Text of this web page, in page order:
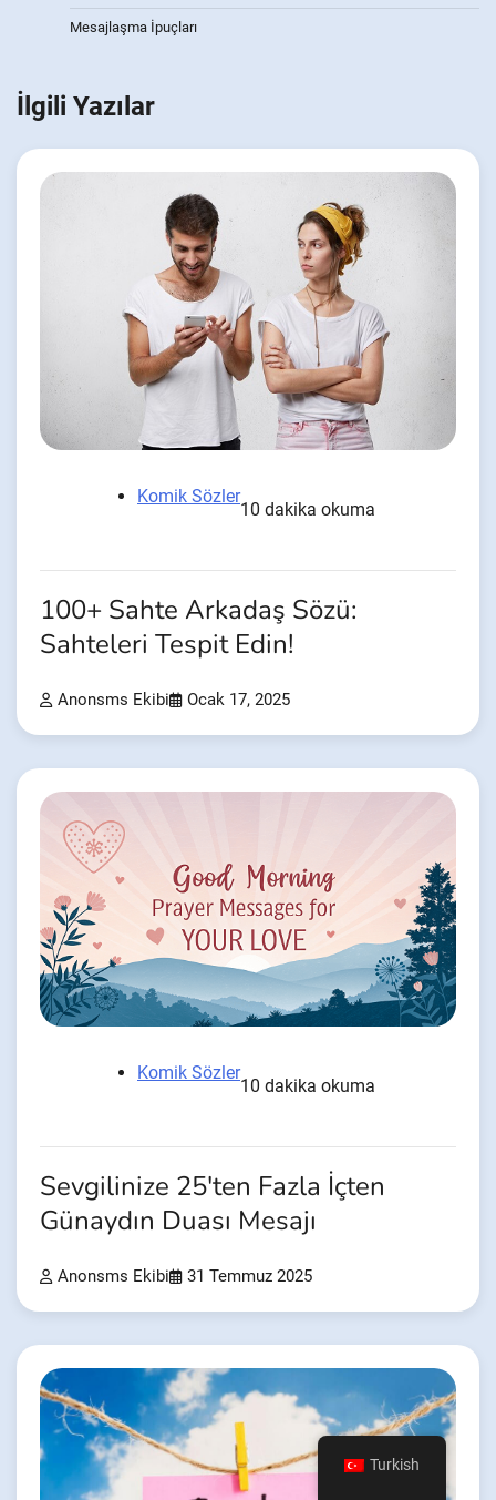
Mesajlaşma İpuçları
İlgili Yazılar
Komik Sözler
10 dakika okuma
100+ Sahte Arkadaş Sözü:
Sahteleri Tespit Edin!
Anonsms Ekibi Ocak 17, 2025
Komik Sözler
10 dakika okuma
Sevgilinize 25'ten Fazla İçten
Günaydın Duası Mesajı
Anonsms Ekibi 31 Temmuz 2025
Turkish